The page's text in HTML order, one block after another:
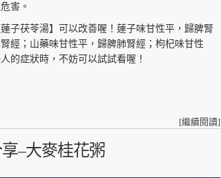
害。
子茯苓湯】可以改善喔！蓮子味甘性平，歸脾腎
經；山藥味甘性平，歸脾肺腎經；枸杞味甘性
的症狀時，不妨可以試試看喔！
[繼續閱讀]
–大麥桂花粥